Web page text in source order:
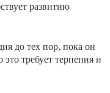
развитию
до тех пор, пока он
тре­бует терпения и